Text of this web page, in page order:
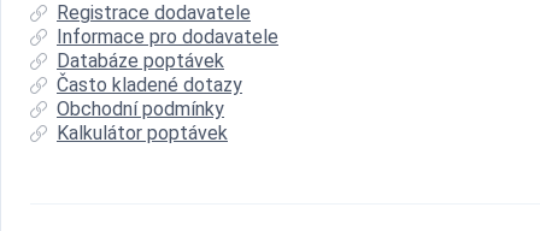
Registrace dodavatele
Informace pro dodavatele
Databáze poptávek
Často kladené dotazy
Obchodní podmínky
Kalkulátor poptávek